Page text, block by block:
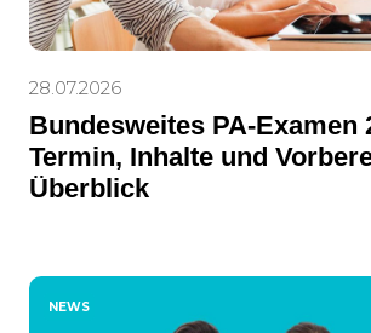
28.07.2026
Bundesweites PA-Examen
Termin, Inhalte und
Überblick
NEWS